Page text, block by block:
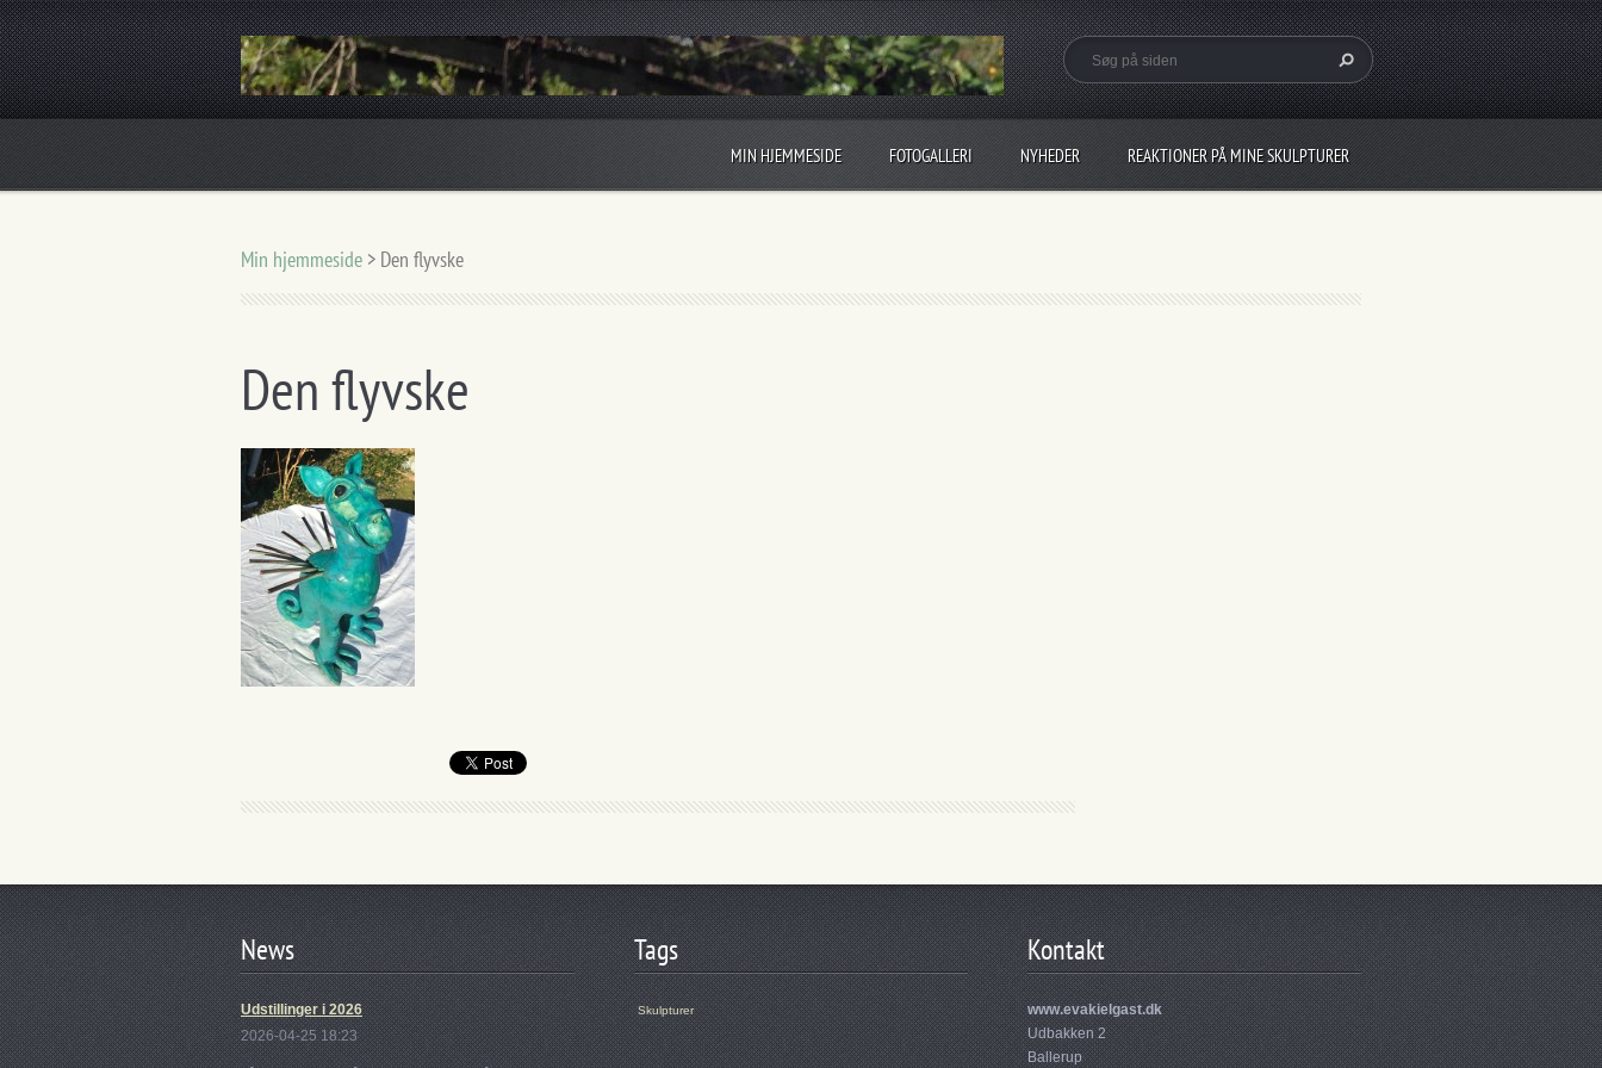
MIN HJEMMESIDE FOTOGALLERI NYHEDER REAKTIONER PÅ MINE SKULPTURER
Min hjemmeside > Den flyvske
Den flyvske
News
Udstillinger i 2026
2026-04-25 18:23
Tags
Skulpturer
Kontakt
www.evakielgast.dk
Udbakken 2
Ballerup